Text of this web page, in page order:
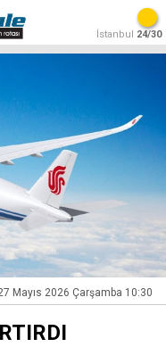
İstanbul 24/30
Mayıs 2026 Çarşamba 10:30